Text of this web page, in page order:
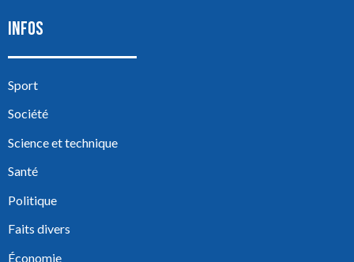
INFOS
Sport
Société
Science et technique
Santé
Politique
Faits divers
Économie